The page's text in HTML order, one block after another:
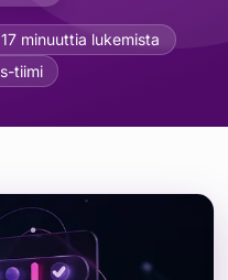
17 minuuttia lukemista
tiimi